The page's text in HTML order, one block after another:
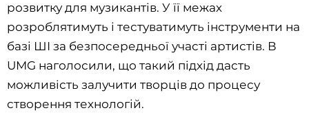
розвитку для музикантів. У її межах
розроблятимуть і тестуватимуть інструменти на
базі ШІ за безпосередньої участі артистів. В
UMG наголосили, що такий підхід дасть
можливість залучити творців до процесу
створення технологій.